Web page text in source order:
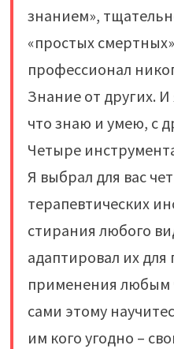
знанием»,
«простых
профессионал
Знание от других. И
что знаю и умею, с
Четыре
Я выбрал для вас
терапевтических
стирания любого
адаптировал их для
применения любым
сами этому
им кого угодно –